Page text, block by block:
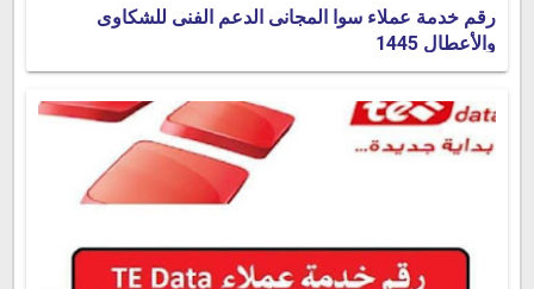
رقم خدمة عملاء سوا المجانى الدعم الفنى للشكاوى
والأعطال 1445